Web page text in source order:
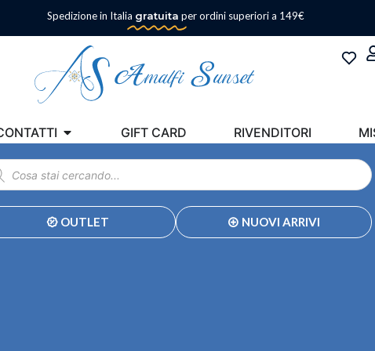
Spedizione in Italia gratuita per ordini superiori a 149€
GIFT CARD RIVENDITORI
OUTLET NUOVI ARRIVI